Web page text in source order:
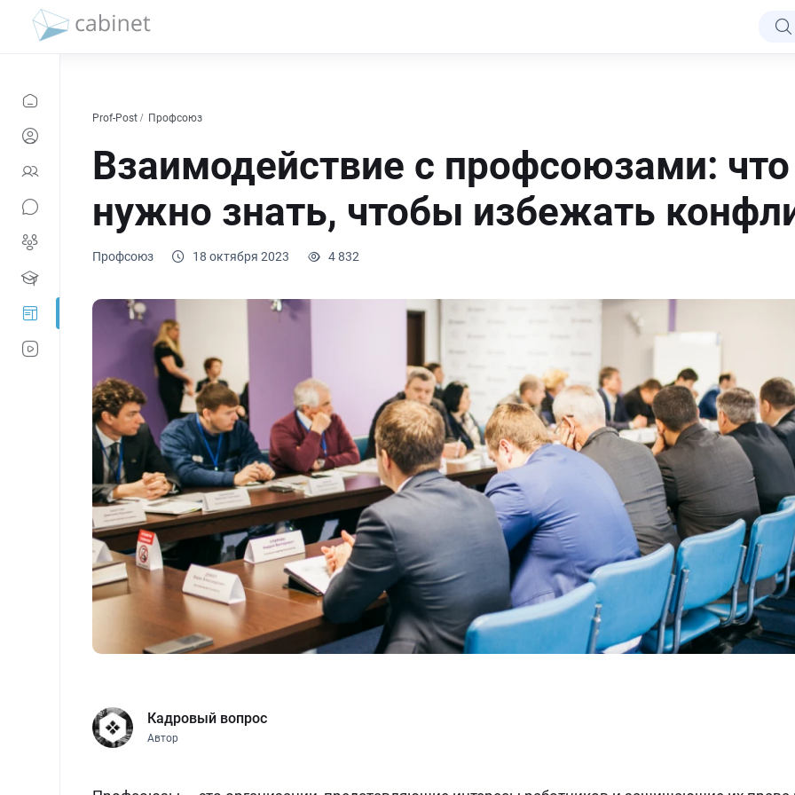
Prof-Post Профсоюз
Взаимодействие с профсоюзами: что
нужно знать, чтобы избежать
Профсоюз 18 октября 2023 4 832
Кадровый вопрос
Автор